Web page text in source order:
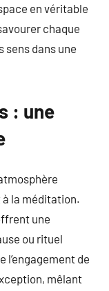
en véritable
chaque
sens dans une
: une
la méditation.
une
ou rituel
l’engagement de
mêlant